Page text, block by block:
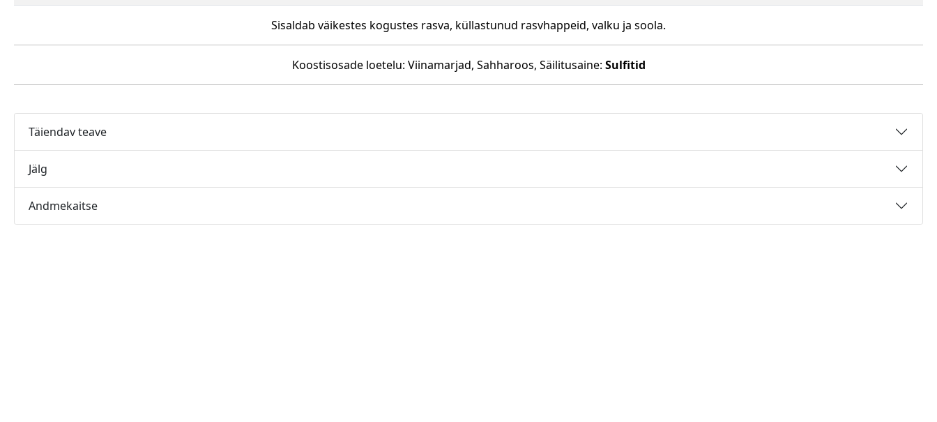
Sisaldab väikestes kogustes rasva, küllastunud rasvhappeid, valku ja soola.
Koostisosade loetelu: Viinamarjad, Sahharoos, Säilitusaine: Sulfitid
Täiendav teave
Jälg
Andmekaitse